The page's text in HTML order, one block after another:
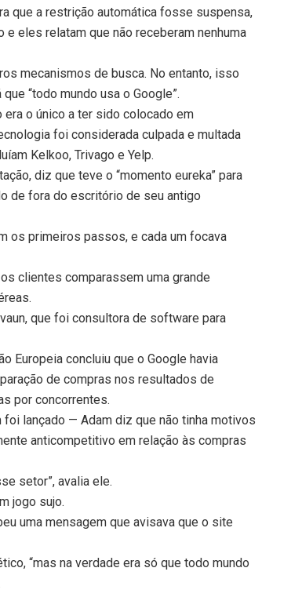
que a restrição automática fosse suspensa,
eles relatam que não receberam nenhuma
mecanismos de busca. No entanto, isso
“todo mundo usa o Google”.
o único a ter sido colocado em
foi considerada culpada e multada
Kelkoo, Trivago e Yelp.
diz que teve o “momento eureka” para
de fora do escritório de seu antigo
os primeiros passos, e cada um focava
clientes comparassem uma grande
que foi consultora de software para
Europeia concluiu que o Google havia
de compras nos resultados de
por concorrentes.
lançado — Adam diz que não tinha motivos
anticompetitivo em relação às compras
setor”, avalia ele.
jogo sujo.
uma mensagem que avisava que o site
“mas na verdade era só que todo mundo